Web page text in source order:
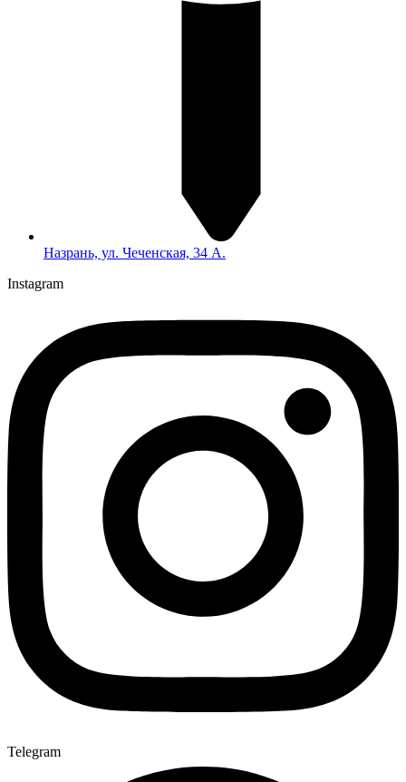
Назрань, ул. Чеченская, 34 А.
Instagram
Telegram